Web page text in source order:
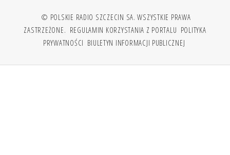
© POLSKIE RADIO SZCZECIN SA. WSZYSTKIE PRAWA
ZASTRZEŻONE. REGULAMIN KORZYSTANIA Z PORTALU POLITYKA
PRYWATNOŚCI BIULETYN INFORMACJI PUBLICZNEJ